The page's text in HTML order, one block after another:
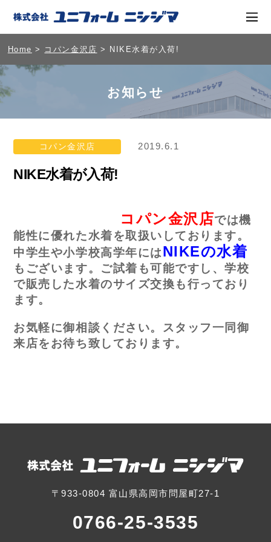
Home > コパン金沢店 > NIKE水着が入荷!
お知らせ
コパン金沢店 2019.6.1
NIKE水着が入荷!
コパン金沢店では機
能性に優れた水着を取扱いしております。
中学生や小学校高学年にはNIKEの水着
もございます。ご試着も可能ですし、学校
で販売した水着のサイズ交換も行っており
ます。
お気軽に御相談ください。スタッフ一同御
来店をお待ち致しております。
〒933-0804 富山県高岡市問屋町27-1
0766-25-3535